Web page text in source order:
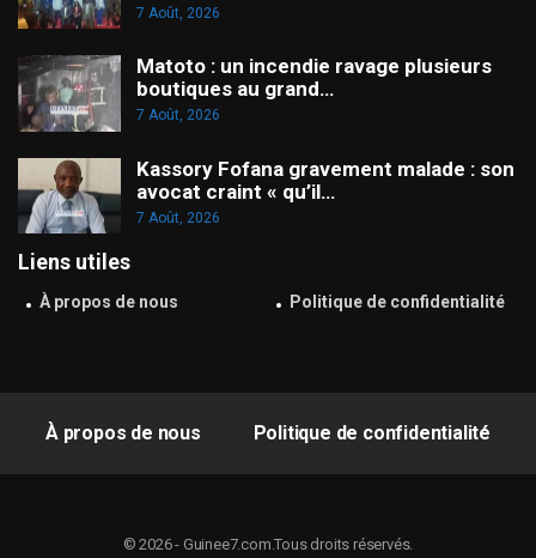
7 Août, 2026
Matoto : un incendie ravage plusieurs
boutiques au grand…
7 Août, 2026
Kassory Fofana gravement malade : son
avocat craint « qu’il…
7 Août, 2026
Liens utiles
À propos de nous Politique de confidentialité
À propos de nous Politique de confidentialité
© 2026 - Guinee7.com.Tous droits réservés.